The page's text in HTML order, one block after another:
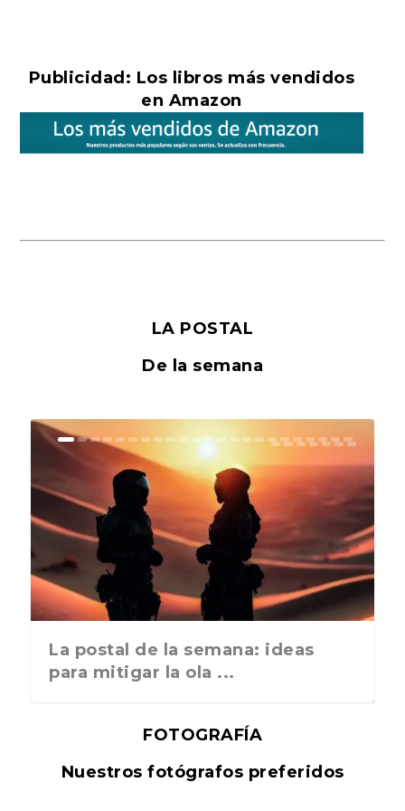
Publicidad: Los libros más vendidos
en Amazon
LA POSTAL
De la semana
La postal de la semana: ideas
para mitigar la ola ...
FOTOGRAFÍA
Nuestros fotógrafos preferidos